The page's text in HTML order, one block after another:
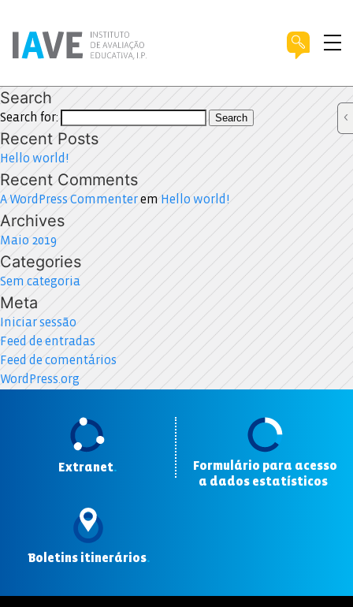
Search
Search for: Search
Recent Posts
Hello world!
Recent Comments
A WordPress Commenterem Hello world!
Archives
Maio 2019
Categories
Sem categoria
Meta
Iniciar sessão
Feed de entradas
Feed de comentários
WordPress.org
Extranet.
Formulário para acesso
a dados estatísticos
Boletins itinerários.